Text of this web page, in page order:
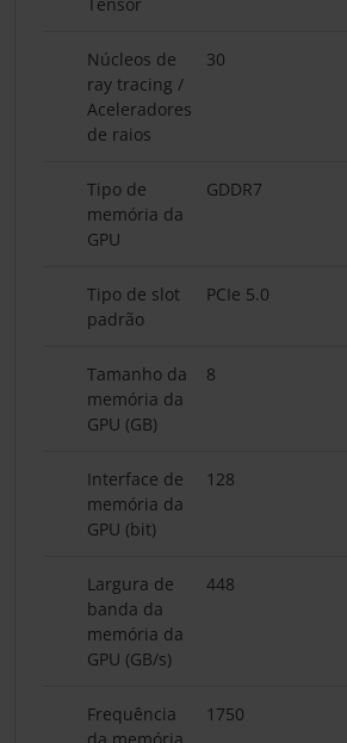
Núcleos de
ray tracing /
Aceleradores
de raios
30
Tipo de
memória da
GPU
GDDR7
Tipo de slot
padrão
PCIe 5.0
Tamanho da
memória da
GPU (GB)
8
Interface de
memória da
GPU (bit)
128
Largura de
banda da
memória da
GPU (GB/s)
448
Frequência
da memória
1750